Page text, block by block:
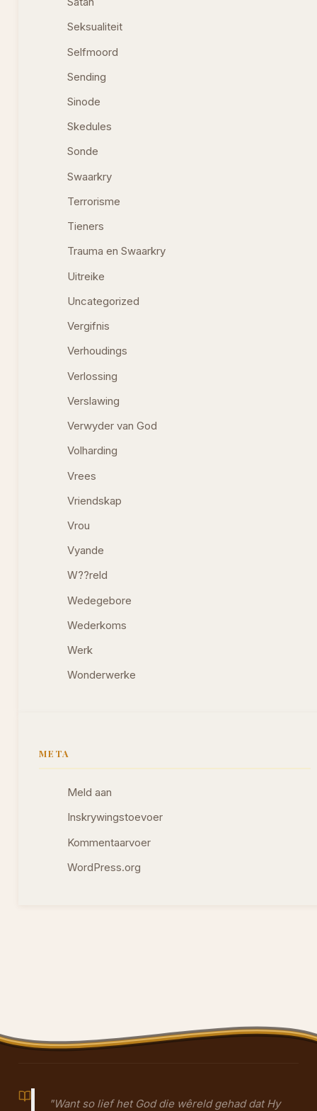
Seksualiteit
Selfmoord
Sending
Sinode
Skedules
Sonde
Swaarkry
Terrorisme
Tieners
Trauma en Swaarkry
Uitreike
Uncategorized
Vergifnis
Verhoudings
Verlossing
Verslawing
Verwyder van God
Volharding
Vrees
Vriendskap
Vrou
Vyande
W??reld
Wedegebore
Wederkoms
Werk
Wonderwerke
META
Meld aan
Inskrywingstoevoer
Kommentaarvoer
WordPress.org
"Want so lief het God die wêreld gehad dat Hy